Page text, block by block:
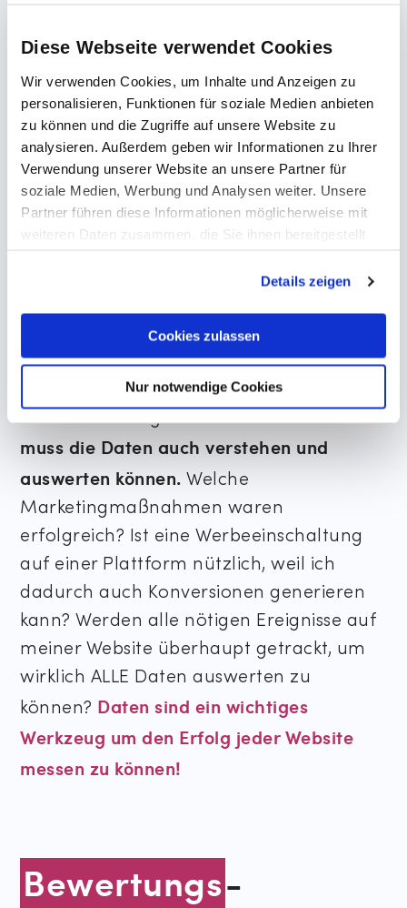
Diese Webseite verwendet Cookies
Wir verwenden Cookies, um Inhalte und Anzeigen zu
personalisieren, Funktionen für soziale Medien anbieten
zu können und die Zugriffe auf unsere Website zu
analysieren. Außerdem geben wir Informationen zu Ihrer
Verwendung unserer Website an unsere Partner für
soziale Medien, Werbung und Analysen weiter. Unsere
Partner führen diese Informationen möglicherweise mit
weiteren Daten zusammen, die Sie ihnen bereitgestellt
Datenschutzerklärunganzeigen.
Details zeigen
Cookies zulassen
Nur notwendige Cookies
Lösungsvorschläge. Dannsteigt auch die
Performance einer Websitebezüglich
Anfragen, Buchungen, Verkäufe,
Newsletter-Abos usw.
Google Analytics ist eine Wissenschaft für
sich. Es geht nicht nur darum, wie viele
Besucher meine Website an einem
bestimmten Tag besucht haben.Man
muss die Daten auch verstehen und
auswerten können. Welche
Marketingmaßnahmen waren
erfolgreich? Ist eine Werbeeinschaltung
auf einer Plattform nützlich, weil ich
dadurch auch Konversionen generieren
kann? Werden alle nötigen Ereignisse auf
meiner Website überhaupt getrackt, um
wirklich ALLE Daten auswerten zu
können? Daten sind ein wichtiges
Werkzeug um den Erfolg jeder Website
messen zu können!
Bewertungs-